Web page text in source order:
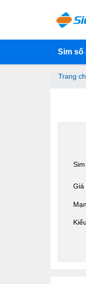
Sim số
Trang
Giá